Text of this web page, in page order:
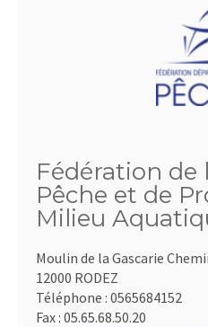
Fédération de
Pêche et de
Milieu
Moulin de la Gascarie
12000 RODEZ
Téléphone : 0565684152
Fax : 05.65.68.50.20